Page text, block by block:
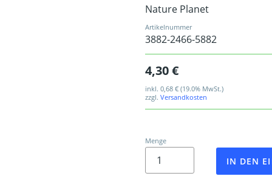
Nature Planet
Artikelnummer
3882-2466-5882
4,30 €
inkl. 0,68 € (19.0% MwSt.)
zzgl. Versandkosten
Menge
IN DEN